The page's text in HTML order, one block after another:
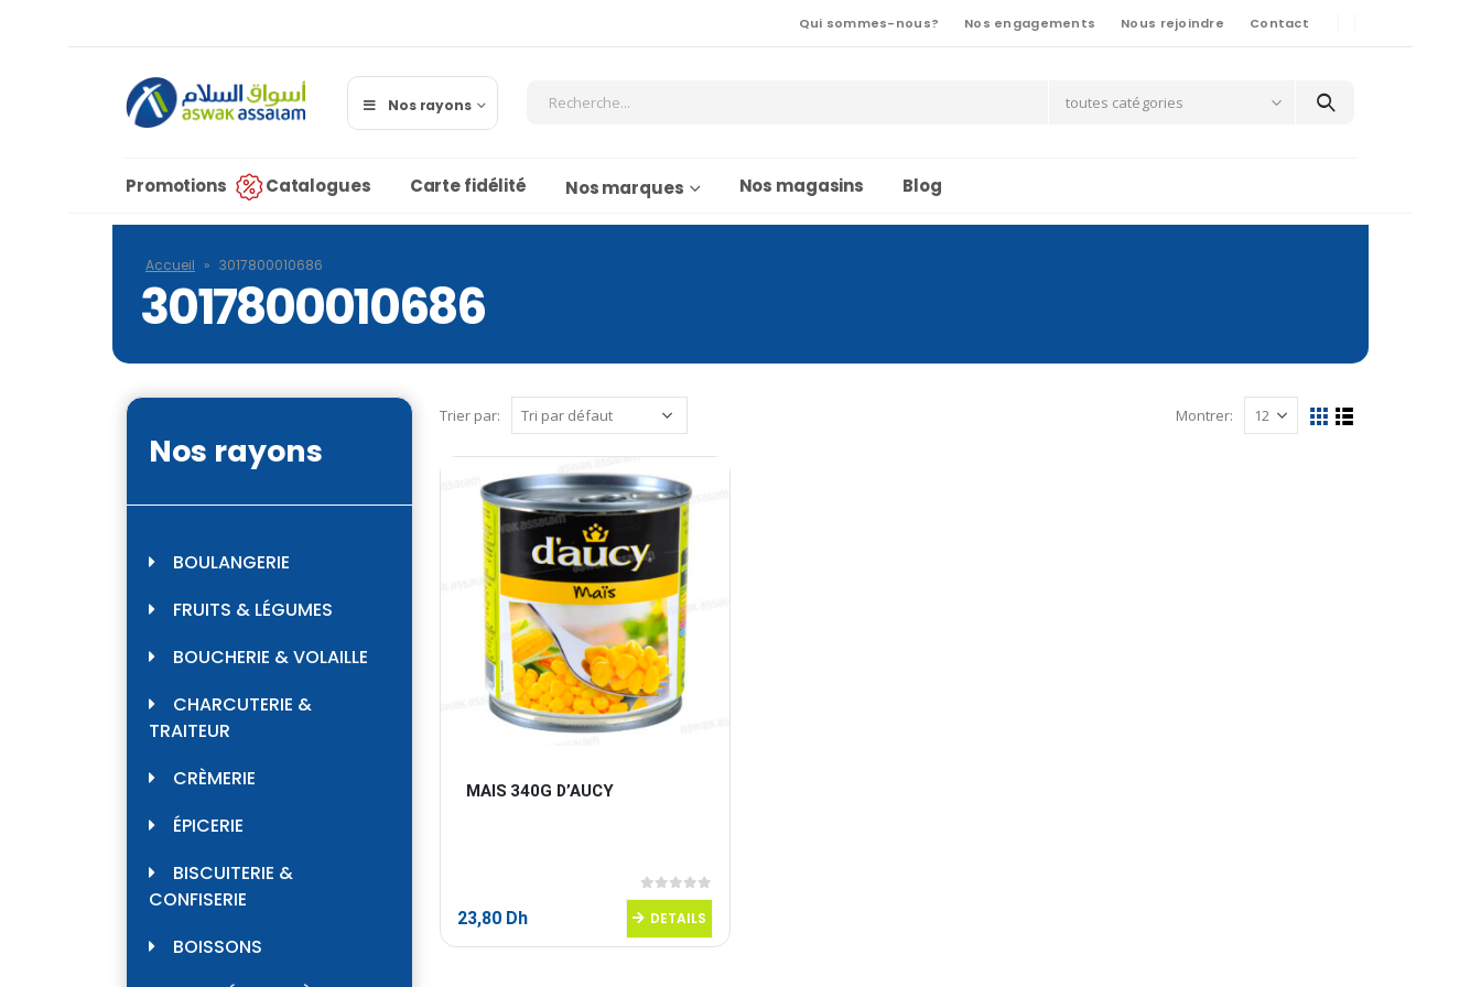
Qui sommes-nous? Nos engagements Nous rejoindre Contact
Nos rayons toutes catégories
Promotions Catalogues Carte fidélité Nos marques Nos magasins Blog
Accueil » 3017800010686
3017800010686
Trier par: Montrer:
MAIS 340G D’AUCY
0sur 5
23,80 Dh DETAILS
Nos rayons
BOULANGERIE
FRUITS & LÉGUMES
BOUCHERIE & VOLAILLE
CHARCUTERIE &
TRAITEUR
CRÈMERIE
ÉPICERIE
BISCUITERIE &
CONFISERIE
BOISSONS